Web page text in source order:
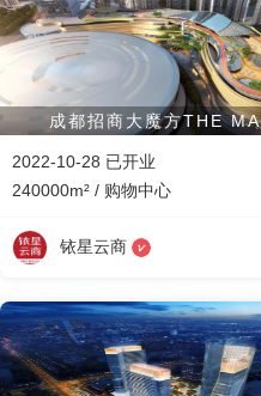
成都招商大魔方THE
2022-10-28 已开业
240000m² / 购物中心
铱星云商